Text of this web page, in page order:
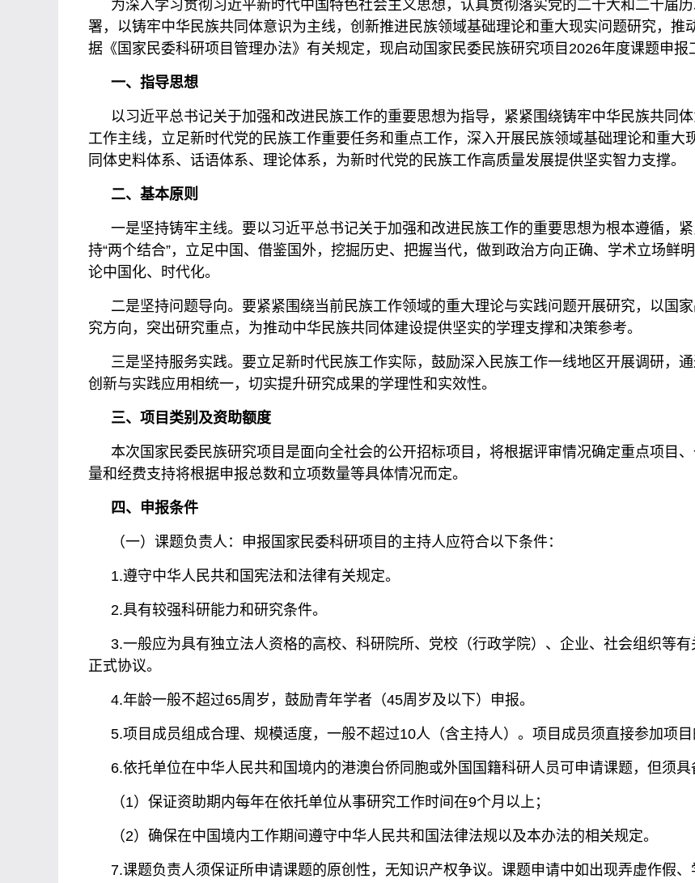
为深入学习贯彻习近平新时代中国特色社会主义思想，认真贯彻落实党的二十大和二十届
署，以铸牢中华民族共同体意识为主线，创新推进民族领域基础理论和重大现实问题研究，推
据《国家民委科研项目管理办法》有关规定，现启动国家民委民族研究项目2026年度课题申报
一、指导思想
以习近平总书记关于加强和改进民族工作的重要思想为指导，紧紧围绕铸牢中华民族共同
工作主线，立足新时代党的民族工作重要任务和重点工作，深入开展民族领域基础理论和重
同体史料体系、话语体系、理论体系，为新时代党的民族工作高质量发展提供坚实智力支撑。
二、基本原则
一是坚持铸牢主线。要以习近平总书记关于加强和改进民族工作的重要思想为根本遵循，
持“两个结合”，立足中国、借鉴国外，挖掘历史、把握当代，做到政治方向正确、学术立场鲜
论中国化、时代化。
二是坚持问题导向。要紧紧围绕当前民族工作领域的重大理论与实践问题开展研究，以国
究方向，突出研究重点，为推动中华民族共同体建设提供坚实的学理支撑和决策参考。
三是坚持服务实践。要立足新时代民族工作实际，鼓励深入民族工作一线地区开展调研，
创新与实践应用相统一，切实提升研究成果的学理性和实效性。
三、项目类别及资助额度
本次国家民委民族研究项目是面向全社会的公开招标项目，将根据评审情况确定重点项目
量和经费支持将根据申报总数和立项数量等具体情况而定。
四、申报条件
（一）课题负责人：申报国家民委科研项目的主持人应符合以下条件：
1.遵守中华人民共和国宪法和法律有关规定。
2.具有较强科研能力和研究条件。
3.一般应为具有独立法人资格的高校、科研院所、党校（行政学院）、企业、社会组织等
正式协议。
4.年龄一般不超过65周岁，鼓励青年学者（45周岁及以下）申报。
5.项目成员组成合理、规模适度，一般不超过10人（含主持人）。项目成员须直接参加项目
6.依托单位在中华人民共和国境内的港澳台侨同胞或外国国籍科研人员可申请课题，但须具
（1）保证资助期内每年在依托单位从事研究工作时间在9个月以上；
（2）确保在中国境内工作期间遵守中华人民共和国法律法规以及本办法的相关规定。
7.课题负责人须保证所申请课题的原创性，无知识产权争议。课题申请中如出现弄虚作假